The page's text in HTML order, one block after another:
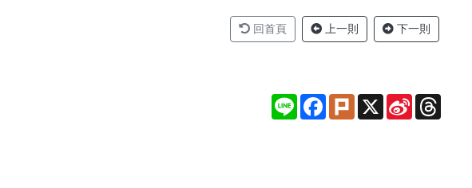
回首頁 上一則 下一則
Line Facebook
Plurk X
Sina
Weibo